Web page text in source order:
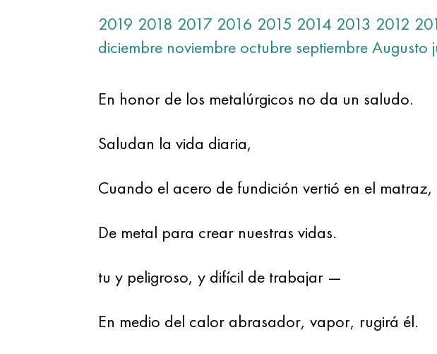
2019 2018 2017 2016 2015 2014 2013 2012
diciembre noviembre octubre septiembreAugusto
En honor de los metalúrgicos no da un saludo.
Saludan la vida diaria,
Cuando el acero de fundición vertió en el matraz,
De metal para crear nuestras vidas.
tu y peligroso, y difícil de trabajar —
En medio del calor abrasador, vapor, rugirá él.